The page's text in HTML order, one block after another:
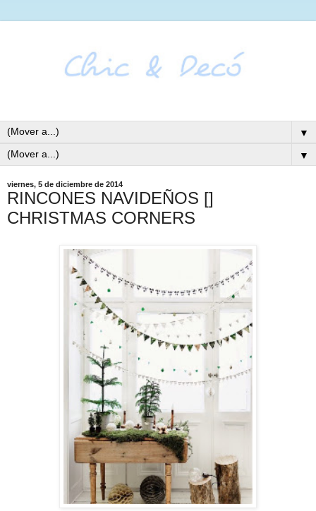
▼
▼
viernes, 5 de diciembre de 2014
RINCONES NAVIDEÑOS []
CHRISTMAS CORNERS